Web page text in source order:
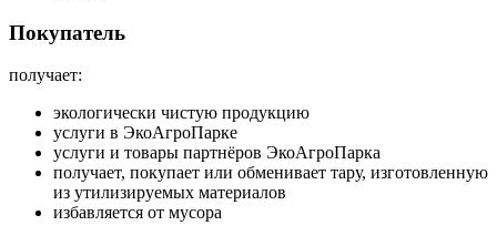
Покупатель
получает:
экологически чистую продукцию
услуги в ЭкоАгроПарке
услуги и товары партнёров ЭкоАгроПарка
получает, покупает или обменивает тару, изготовленную
из утилизируемых материалов
избавляется от мусора